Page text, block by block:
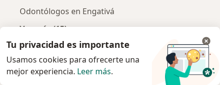
Odontólogos en Engativá
Ver más (15)
Más en esta categoría: Otros distritos en
Página De Inicio Odontólogo Cambiar de ciudadCambiar de
Suba
Tu privacidad es importante
Usamos cookies para ofrecerte una
mejor experiencia. Leer más.